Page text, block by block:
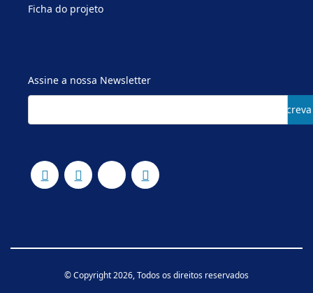
Ficha do projeto
Assine a nossa Newsletter
Subscreva
© Copyright 2026, Todos os direitos reservados